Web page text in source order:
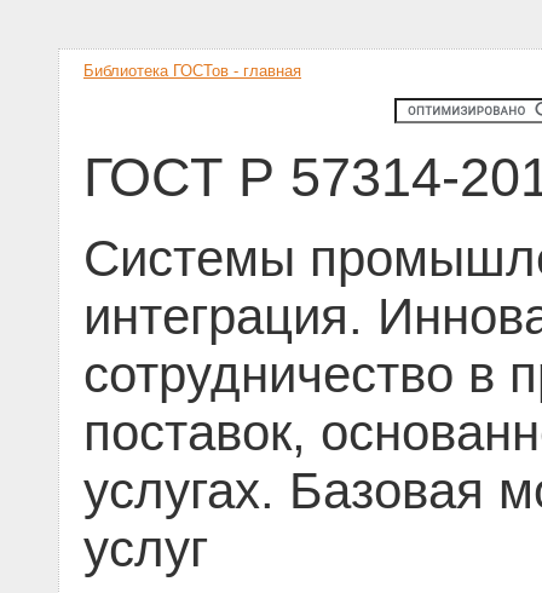
Библиотека ГОСТов - главная
ГОСТ Р 57314-
Системы
интеграция.
сотрудничество в
поставок,
услугах. Базовая
услуг